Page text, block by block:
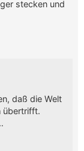
stecken und
daß die Welt
übertrifft.